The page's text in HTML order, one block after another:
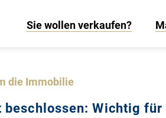
Sie wollen verkaufen?
die Immobilie
beschlossen: Wichtig für